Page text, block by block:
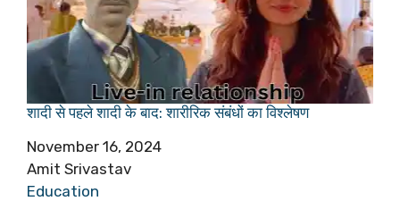
शादी से पहले शादी के बाद: शारीरिक संबंधों का विश्लेषण
Date
November 16, 2024
Author
Amit Srivastav
In relation to
Education